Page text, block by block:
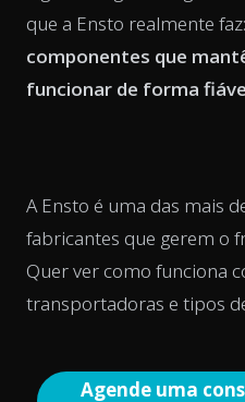
que a Ensto realmente faz:
componentes que
funcionar de forma
A Ensto é uma das mais
fabricantes que gerem o
Quer ver como funciona
transportadoras e tipos
Agende uma